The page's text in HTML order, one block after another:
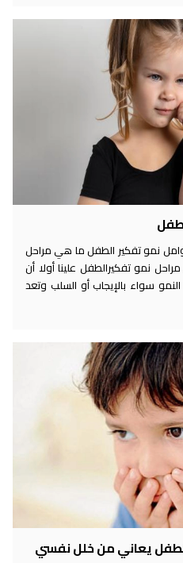
نمو تفكير الطفل ما هي مراحل
نمو تفكيرالطفل علينا أولا أن
سواء بالإيجاب أو السلب وتعد
يعاني من خلل نفسي